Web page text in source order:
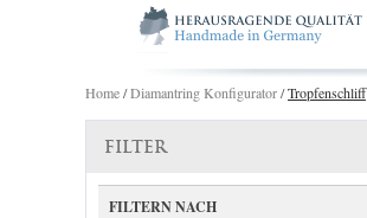
Home/Diamantring Konfigurator/Tropfenschliff
FILTER
FILTERN NACH